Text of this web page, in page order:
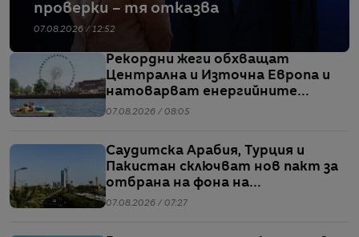
проверки – тя отказва
07.08.2026 / 12:52
Рекордни жеги обхващат
Централна и Източна Европа и
натоварват енергийните
системи
07.08.2026 / 08:05
Саудитска Арабия, Турция и
Пакистан сключват нов пакт за
отбрана на фона на
напрежението между САЩ и Иран
07.08.2026 / 07:27